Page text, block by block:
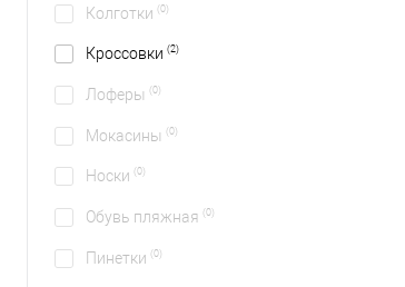
Колготки (0)
Кроссовки (2)
Лоферы (0)
Мокасины (0)
Носки (0)
Обувь пляжная (0)
Пинетки (0)